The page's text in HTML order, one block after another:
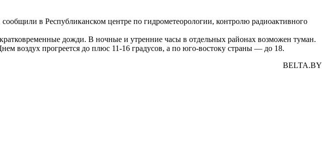
в Республиканском центре по гидрометеорологии, контролю радиоактивного
дожди. В ночные и утренние часы в отдельных районах возможен туман.
воздух прогреется до плюс 11-16 градусов, а по юго-востоку страны — до 18.
BELTA.BY